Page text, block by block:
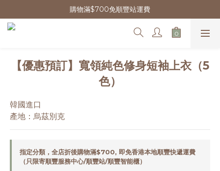
購物滿$700免順豐站運費
【優惠預訂】寬領純色修身短袖上衣（5
色）
韓國進口
產地：烏茲別克
指定分類，全店折後購物滿$700, 即免香港本地順豐快遞運費
（只限寄順豐服務中心/順豐站/順豐智能櫃）